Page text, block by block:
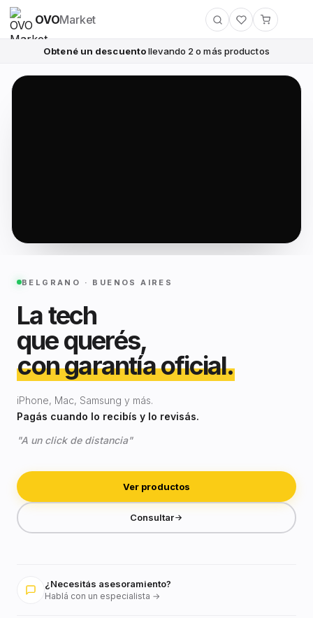
OVOMarket
Obtené un descuentollevando 2 o más productos
BELGRANO · BUENOS AIRES
La tech
que querés,
con garantía oficial.
iPhone, Mac, Samsung y más.
Pagás cuando lo recibís y lo revisás.
"A un click de distancia"
Ver productos
Consultar
¿Necesitás asesoramiento?
Hablá con un especialista →